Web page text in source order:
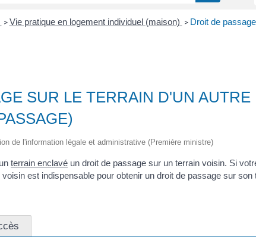
> Vie pratique en logement individuel (maison) > Droit de
SUR LE TERRAIN D'UN
de l'information légale et administrative (Première ministre)
terrain enclavé un droit de passage sur un terrain voisin. Si
est indispensable pour obtenir un droit de passage sur son